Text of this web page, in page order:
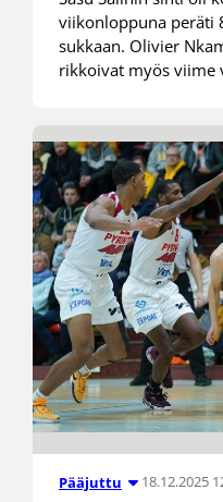
viikonloppuna peräti
sukkaan. Olivier
rikkoivat myös viime
Pääjuttu 18.12.2025